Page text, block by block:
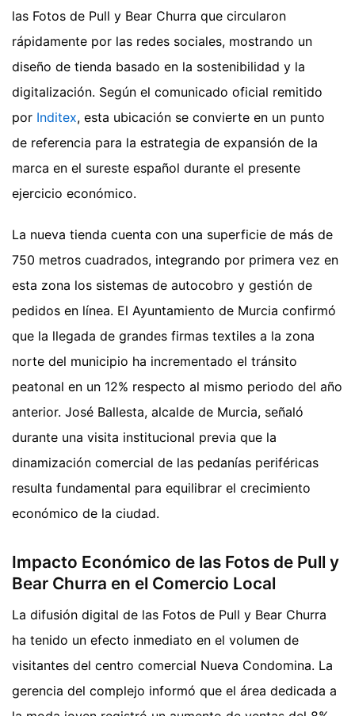
las Fotos de Pull y Bear Churra que circularon
rápidamente por las redes sociales, mostrando un
diseño de tienda basado en la sostenibilidad y la
digitalización. Según el comunicado oficial remitido
por Inditex, esta ubicación se convierte en un punto
de referencia para la estrategia de expansión de la
marca en el sureste español durante el presente
ejercicio económico.
La nueva tienda cuenta con una superficie de más de
750 metros cuadrados, integrando por primera vez en
esta zona los sistemas de autocobro y gestión de
pedidos en línea. El Ayuntamiento de Murcia confirmó
que la llegada de grandes firmas textiles a la zona
norte del municipio ha incrementado el tránsito
peatonal en un 12% respecto al mismo periodo del año
anterior. José Ballesta, alcalde de Murcia, señaló
durante una visita institucional previa que la
dinamización comercial de las pedanías periféricas
resulta fundamental para equilibrar el crecimiento
económico de la ciudad.
Impacto Económico de las Fotos de Pull y
Bear Churra en el Comercio Local
La difusión digital de las Fotos de Pull y Bear Churra
ha tenido un efecto inmediato en el volumen de
visitantes del centro comercial Nueva Condomina. La
gerencia del complejo informó que el área dedicada a